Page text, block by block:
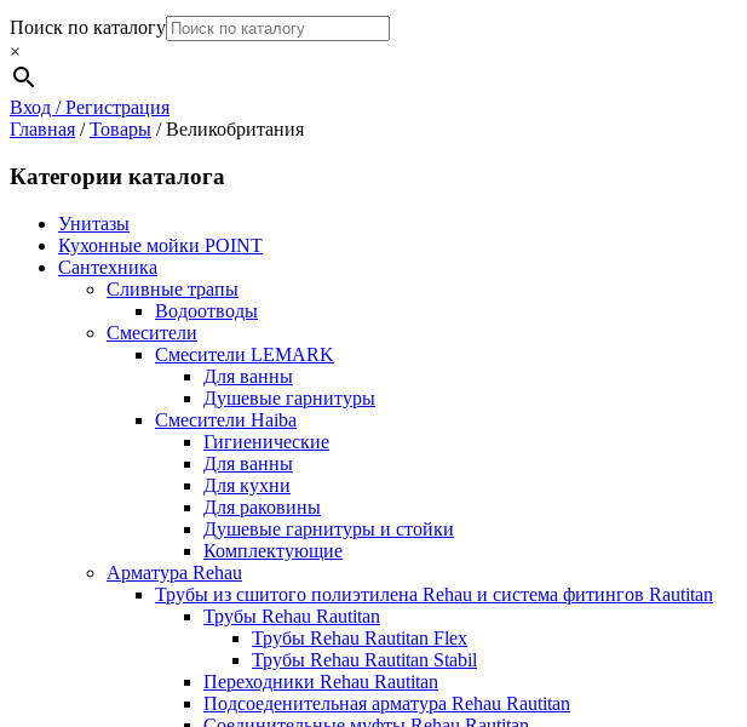
Поиск по каталогу
×
Вход / Регистрация
Главная /Товары /Великобритания
Категории каталога
Унитазы
Кухонные мойки POINT
Сантехника
Сливные трапы
Водоотводы
Смесители
Смесители LEMARK
Для ванны
Душевые гарнитуры
Смесители Haiba
Гигиенические
Для ванны
Для кухни
Для раковины
Душевые гарнитуры и стойки
Комплектующие
Арматура Rehau
Трубы из сшитого полиэтилена Rehau и система фитингов Rautitan
Трубы Rehau Rautitan
Трубы Rehau Rautitan Flex
Трубы Rehau Rautitan Stabil
Переходники Rehau Rautitan
Подсоеденительная арматура Rehau Rautitan